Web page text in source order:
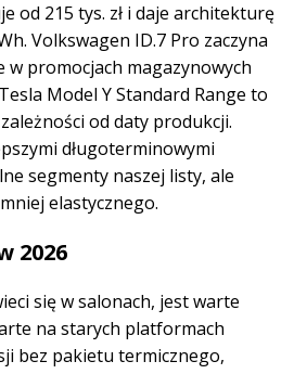
od 215 tys. zł i daje architekturę
Volkswagen ID.7 Pro zaczyna
w promocjach magazynowych
Model Y Standard Range to
zależności od daty produkcji.
długoterminowymi
segmenty naszej listy, ale
elastycznego.
2026
się w salonach, jest warte
na starych platformach
bez pakietu termicznego,